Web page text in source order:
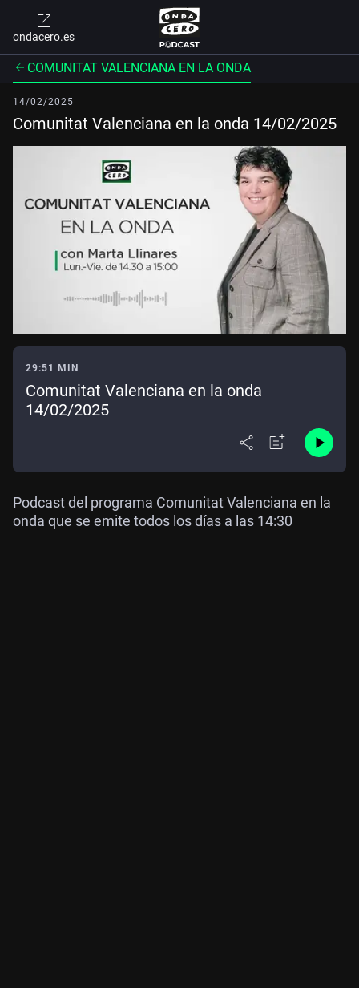
ondacero.es
COMUNITAT VALENCIANA EN LA ONDA
14/02/2025
Comunitat Valenciana en la onda 14/02/2025
29:51 MIN
Comunitat Valenciana en la onda
14/02/2025
Podcast del programa Comunitat Valenciana en la
onda que se emite todos los días a las 14:30